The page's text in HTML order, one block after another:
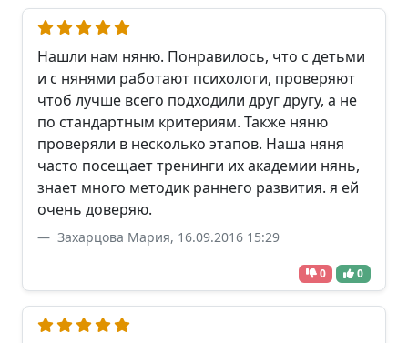
Нашли нам няню. Понравилось, что с детьми
и с нянями работают психологи, проверяют
чтоб лучше всего подходили друг другу, а не
по стандартным критериям. Также няню
проверяли в несколько этапов. Наша няня
часто посещает тренинги их академии нянь,
знает много методик раннего развития. я ей
очень доверяю.
Захарцова Мария, 16.09.2016 15:29
0 0